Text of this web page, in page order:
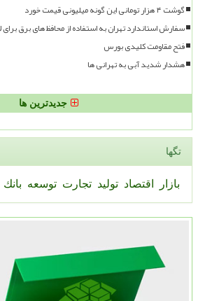
گوشت ۴ هزار تومانی این گونه میلیونی قیمت خورد
سفارش استاندارد تهران به استفاده از محافظ های برق برای
فتح مقاومت کلیدی بورس
هشدار شدید آبی به تهرانی ها
جدیدترین ها
تگها
بازار اقتصاد تولید تجارت توسعه بانك